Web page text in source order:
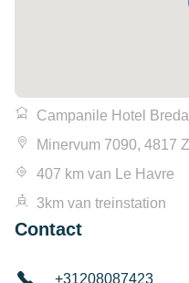
Campanile Hotel Breda
Minervum 7090, 4817
407 km van Le Havre
3km van treinstation
Contact
+31208087423